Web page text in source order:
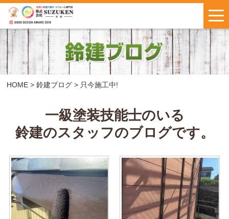
鈴建ブログ
新着情報
W保証について
会社概要
はじめての方へ
施工事例
お客様の声
お問い合わせ ・お見積もり
HOME > 鈴建ブログ > 只今施工中!
一級塗装技能士のいる
鈴建のスタッフのブログです。